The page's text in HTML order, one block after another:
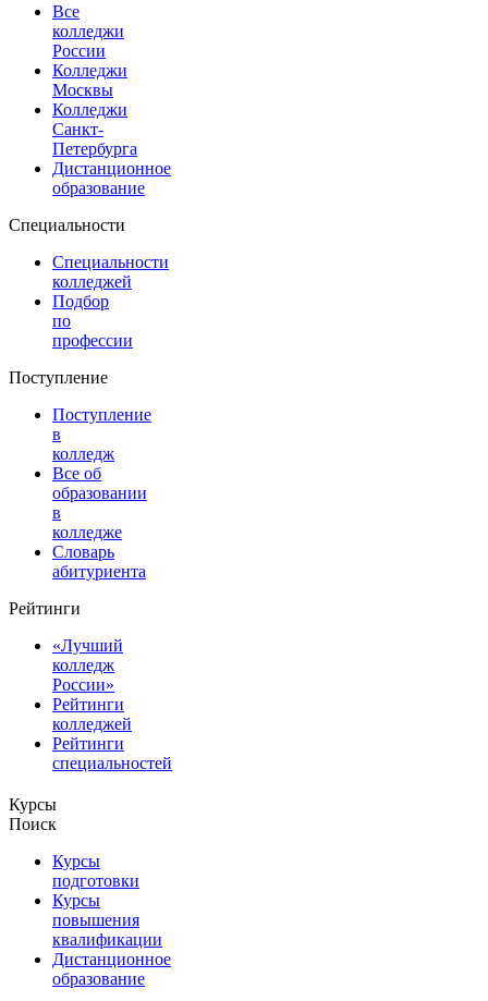
Все
колледжи
России
Колледжи
Москвы
Колледжи
Санкт-
Петербурга
Дистанционное
образование
Специальности
Специальности
колледжей
Подбор
по
профессии
Поступление
Поступление
в
колледж
Все об
образовании
в
колледже
Словарь
абитуриента
Рейтинги
«Лучший
колледж
России»
Рейтинги
колледжей
Рейтинги
специальностей
Курсы
Поиск
Курсы
подготовки
Курсы
повышения
квалификации
Дистанционное
образование